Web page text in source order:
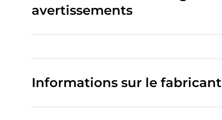
avertissements
Informations sur le fabricant